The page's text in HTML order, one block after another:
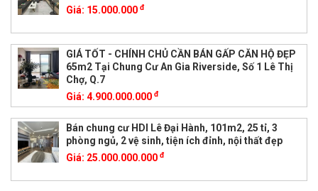
Giá: 15.000.000 đ
GIÁ TỐT - CHÍNH CHỦ CẦN BÁN GẤP CĂN HỘ ĐẸP
65m2 Tại Chung Cư An Gia Riverside, Số 1 Lê Thị
Chợ, Q.7
Giá: 4.900.000.000 đ
Bán chung cư HDI Lê Đại Hành, 101m2, 25 tỉ, 3
phòng ngủ, 2 vệ sinh, tiện ích đỉnh, nội thất đẹp
Giá: 25.000.000.000 đ